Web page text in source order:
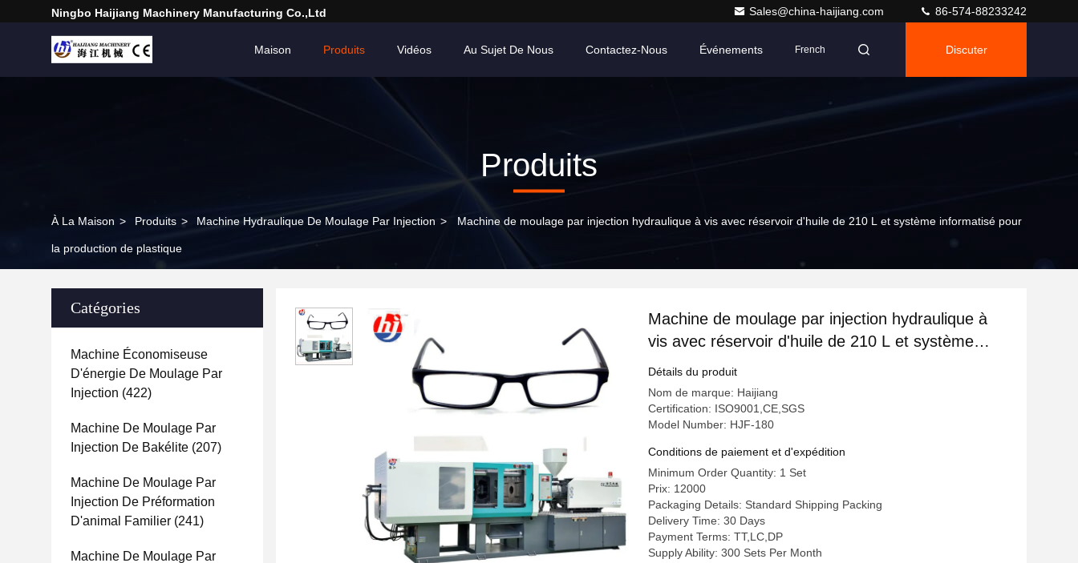
Ningbo Haijiang Machinery Manufacturing Co.,Ltd Sales@china-haijiang.com 86-574-88233242
Maison Produits Vidéos Au Sujet De Nous Contactez-Nous Événements French Discuter
Produits
À La Maison > Produits > Machine Hydraulique De Moulage Par Injection > Machine de moulage par injection hydraulique à vis avec réservoir d'huile de 210 L et système informatisé pour
la production de plastique
Catégories
Machine Économiseuse
D'énergie De Moulage Par
Injection (422)
Machine De Moulage Par
Injection De Bakélite (207)
Machine De Moulage Par
Injection De Préformation
D'animal Familier (241)
Machine De Moulage Par
Machine de moulage par injection hydraulique à
vis avec réservoir d'huile de 210 L et système
informatisé pour la production de plastique
Détails du produit
Nom de marque: Haijiang
Certification: ISO9001,CE,SGS
Model Number: HJF-180
Conditions de paiement et d'expédition
Minimum Order Quantity: 1 Set
Prix: 12000
Packaging Details: Standard Shipping Packing
Delivery Time: 30 Days
Payment Terms: TT,LC,DP
Supply Ability: 300 Sets Per Month